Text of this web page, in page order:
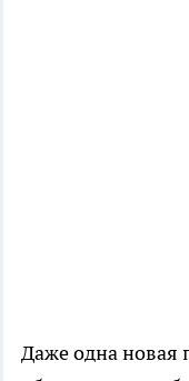
Даже одна новая